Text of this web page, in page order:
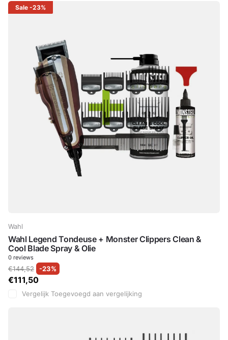
Sale -23%
Wahl
Wahl Legend Tondeuse + Monster Clippers Clean &
Cool Blade Spray & Olie
0 reviews
€144,52 -23%
€111,50
Vergelijk Toegevoegd aan vergelijking